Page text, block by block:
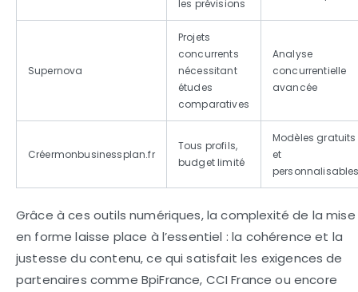
les prévisions
Supernova
Projets
concurrents
nécessitant
études
comparatives
Analyse
concurrentielle
avancée
Créermonbusinessplan.fr
Tous profils,
budget limité
Modèles gratuits
et
Grâce à ces outils numériques, la complexité de la mise
en forme laisse place à l’essentiel : la cohérence et la
justesse du contenu, ce qui satisfait les exigences de
partenaires comme BpiFrance, CCI France ou encore